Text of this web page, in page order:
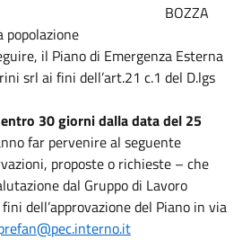
popolazione
il Piano di Emergenza Esterna
srl ai fini dell’art.21 c.1 del D.lgs
entro 30 giorni dalla data del 25
far pervenire al seguente
proposte o richieste – che
dal Gruppo di Lavoro
dell’approvazione del Piano in via